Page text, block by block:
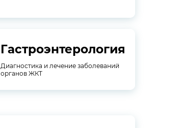
Гастроэнтерология
Диагностика и лечение заболеваний
органов ЖКТ
Гастроэнтерология
Диагностика и лечение заболеваний
органов ЖКТ